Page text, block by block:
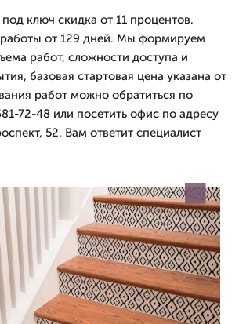
под ключ скидка от 11 процентов.
работы от 129 дней. Мы формируем
работ, сложности доступа и
базовая стартовая цена указана от
работ можно обратиться по
72-48 или посетить офис по адресу
52. Вам ответит специалист